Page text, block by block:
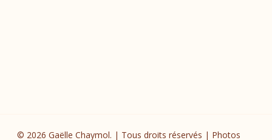
© 2026 Gaëlle Chaymol. | Tous droits réservés | Photos